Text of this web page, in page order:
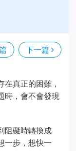
下一篇
真正的困難，
時，會不會發現
阻礙時轉換成
一步，想快一